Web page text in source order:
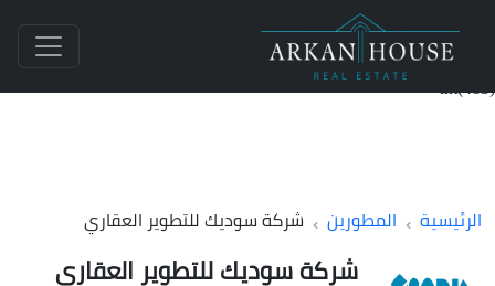
الرئيسية المطورين شركة سوديك للتطوير العقاري
شركة سوديك للتطوير العقاري